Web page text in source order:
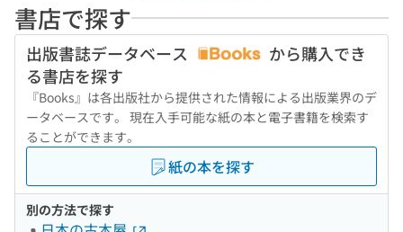
書店で探す
出版書誌データベース
から購入でき
る書店を探す
『Books』は各出版社から提供された情報による出版業界のデ
ータベースです。 現在入手可能な紙の本と電子書籍を検索す
ることができます。
紙の本を探す
別の方法で探す